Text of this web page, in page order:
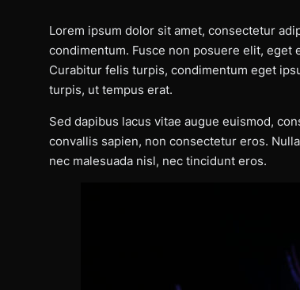
Lorem ipsum dolor sit amet, consectetur
condimentum. Fusce non posuere elit, eget
Curabitur felis turpis, condimentum eget
turpis, ut tempus erat.
Sed dapibus lacus vitae augue euismod,
convallis sapien, non consectetur eros.
nec malesuada nisl, nec tincidunt eros.